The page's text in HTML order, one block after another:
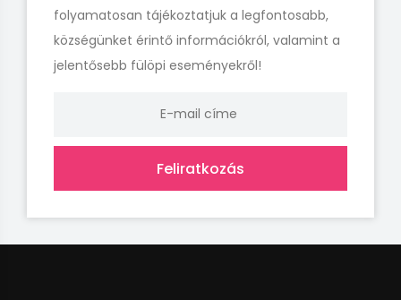
folyamatosan tájékoztatjuk a legfontosabb,
községünket érintő információkról, valamint a
jelentősebb fülöpi eseményekről!
Feliratkozás